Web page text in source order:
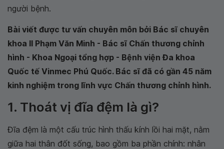
người bệnh.
Bài viết được tư vấn chuyên môn bởi Bác sĩ chuyên
khoa II Phạm Văn Minh - Bác sĩ Chấn thương chỉnh
hình - Khoa Ngoại tổng hợp - Bệnh viện Đa khoa
Quốc tế Vinmec Phú Quốc. Bác sĩ đã có gần 45 năm
kinh nghiệm trong lĩnh vực Chấn thương chỉnh hình.
1. Thoát vị đĩa đệm là gì?
Đĩa đệm là một cấu trúc hình thấu kính lồi hai mặt, nằm
giữa hai thân đốt sống, bao gồm ba phần chính: nhân